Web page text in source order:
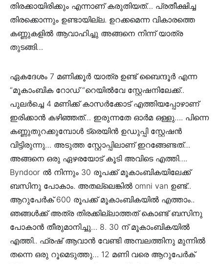
തിരക്കായിരിക്കും എന്നാണ് കരുതിയത്… പ്രതീക്ഷിച്ച
തിരക്കൊന്നും ഉണ്ടായില്ല. ഉറക്കമെന്ന വികാരത്തെ
കണ്ണുകളിൽ ആവാഹിച്ചു അങ്ങനെ നിന്ന് യാത്ര
തുടങ്ങി…
ഏകദേശം 7 മണിക്കൂർ യാത്ര ഉണ്ട് ബൈന്ദൂർ എന്ന
“മൂകാംബിക റോഡ് “റെയിൽവേ സ്റ്റേഷനിലേക്ക്..
പുലർച്ചെ 4 മണിക്ക് കാസർക്കോട് എത്തിയപ്പോഴാണ്
ഇരിക്കാൻ കഴിഞ്ഞത്… ഇരുന്നതേ ഓർമ ഒള്ളു…. പിന്നെ
കണ്ണുതുറക്കുമ്പോൾ ട്രെയിൻ ഉഡുപ്പി സ്റ്റേഷൻ
വിട്ടിരുന്നു… അടുത്ത സ്റ്റോപ്പിലാണ് ഇറങ്ങേണ്ടത്…
അങ്ങനെ ഒരു ഏഴരയോട് കൂടി അവിടെ എത്തി….
Byndoor ൽ നിന്നും 30 രൂപക്ക് മൂകാംബികയിലേക്ക്
ബസിനു പോകാം. അതല്ലെങ്കിൽ omni van ഉണ്ട്..
ആറുപേർക് 600 രൂപക്ക് മൂകാംബികയിൽ എത്താം..
ഞങ്ങൾക്ക് അത്ര തിരക്കില്ലാത്തത് കൊണ്ട് ബസിനു
പോകാൻ തീരുമാനിച്ചു… 8. 30 ന് മൂകാംബികയിൽ
എത്തി.. ഫ്രഷ് ആവാൻ വേണ്ടി അമ്പലത്തിനു മുന്നിൽ
തന്നെ ഒരു റൂമെടുത്തു… 12 മണി വരെ ആറുപേർക്